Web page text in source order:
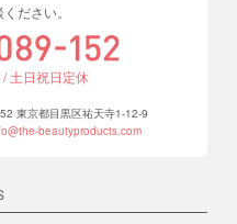
ださい。
土日祝日定休
東京都目黒区祐天寺1-12-9
beautyproducts.com